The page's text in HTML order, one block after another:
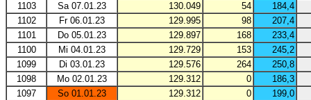
1103
Sa 07.01.23 130.049 54
184,4
1102
Fr 06.01.23 129.995 98
207,4
1101
Do 05.01.23 129.897 168
233,4
1100
Mi 04.01.23 129.729 153
245,2
1099
Di 03.01.23 129.576 264
250,8
1098
Mo 02.01.23 129.312 0
186,3
1097
So 01.01.23 129.312 0
199,0